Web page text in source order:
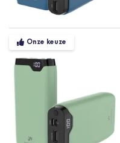
Onze keuze